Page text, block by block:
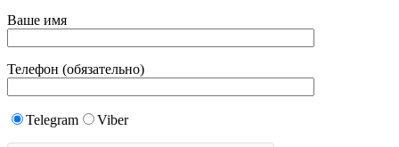
Ваше имя
Телефон (обязательно)
Telegram Viber